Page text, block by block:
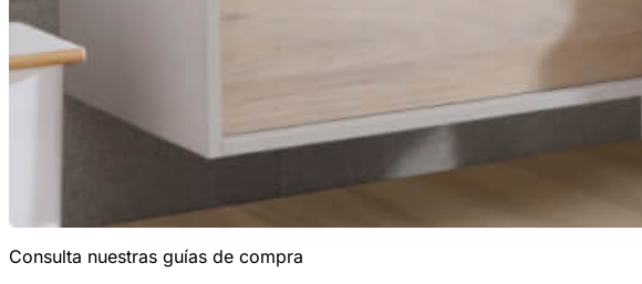
Consulta nuestras guías de compra